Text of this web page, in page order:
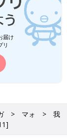
届け
リ
マォ
我